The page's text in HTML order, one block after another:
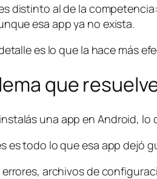
distinto al de la
esa app ya no exista.
es lo que la hace más
que
una app en Android, lo
es todo lo que esa app dejó
archivos de